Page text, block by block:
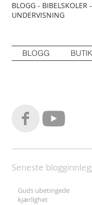
BLOGG - BIBELSKOLER
UNDERVISNING
BLOGG
Guds ubetingede
kjærlighet
Seneste